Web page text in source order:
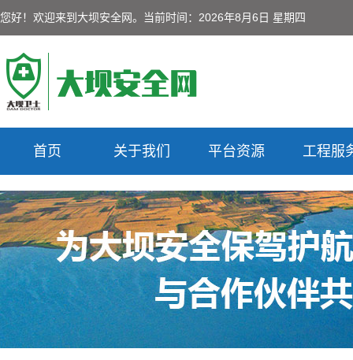
您好！欢迎来到大坝安全网。 当前时间：2026年8月6日 星期四
首页 关于我们 平台资源 工程服